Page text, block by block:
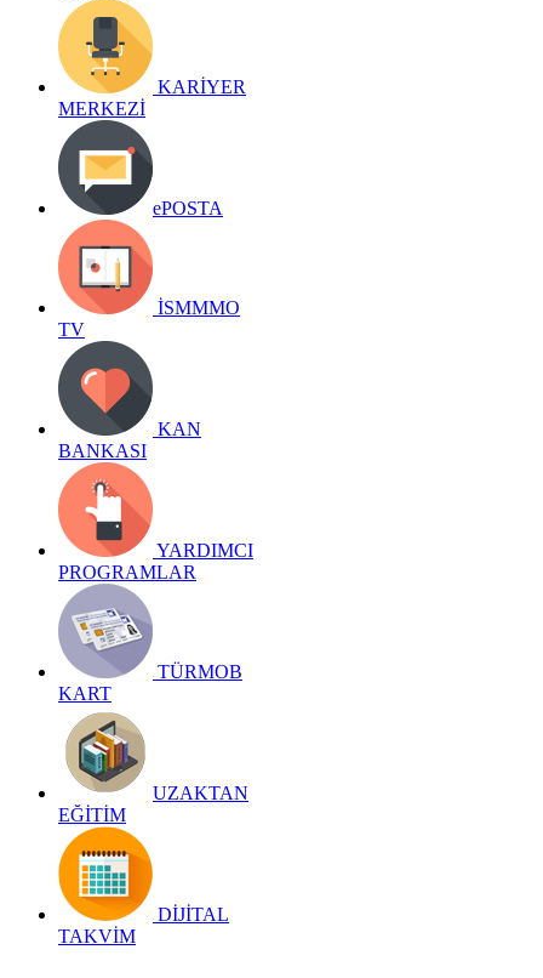
KARİYER
MERKEZİ
ePOSTA
İSMMMO
TV
KAN
BANKASI
YARDIMCI
PROGRAMLAR
TÜRMOB
KART
UZAKTAN
EĞİTİM
DİJİTAL
TAKVİM